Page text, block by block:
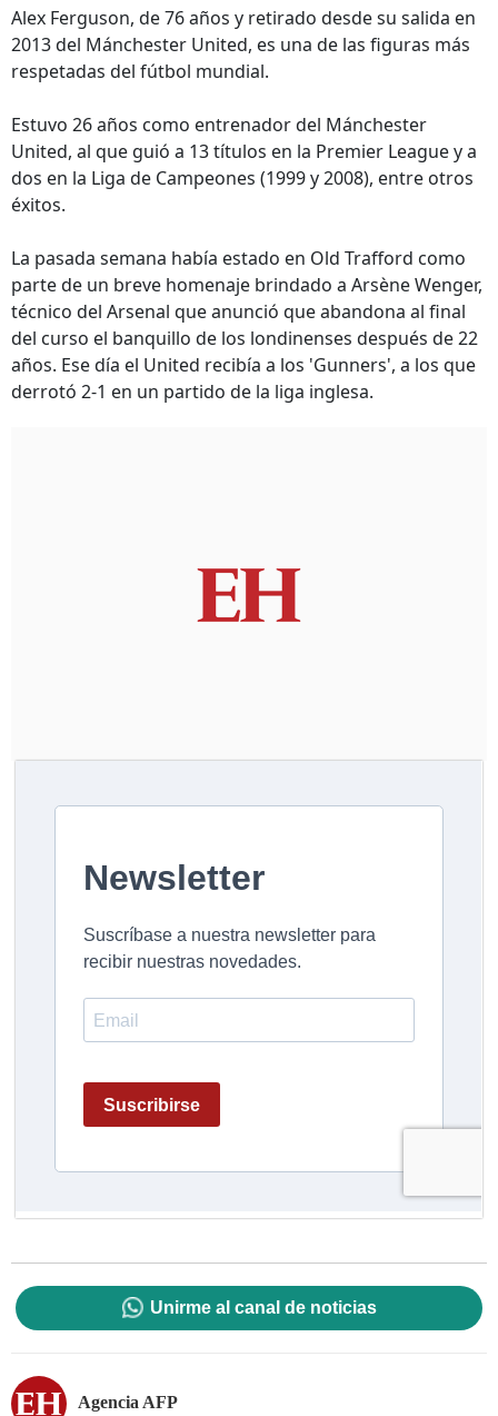
Alex Ferguson, de 76 años y retirado desde su salida en
2013 del Mánchester United, es una de las figuras más
respetadas del fútbol mundial.
Estuvo 26 años como entrenador del Mánchester
United, al que guió a 13 títulos en la Premier League y a
dos en la Liga de Campeones (1999 y 2008), entre otros
éxitos.
La pasada semana había estado en Old Trafford como
parte de un breve homenaje brindado a Arsène Wenger,
técnico del Arsenal que anunció que abandona al final
del curso el banquillo de los londinenses después de 22
años. Ese día el United recibía a los 'Gunners', a los que
derrotó 2-1 en un partido de la liga inglesa.
Unirme al canal de noticias
Agencia AFP